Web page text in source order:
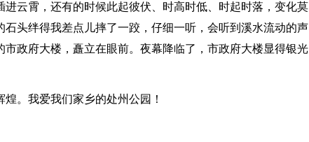
云霄，还有的时候此起彼伏、时高时低、时起时落，变化莫
头绊得我差点儿摔了一跤，仔细一听，会听到溪水流动的声
政府大楼，矗立在眼前。夜幕降临了，市政府大楼显得银光
。我爱我们家乡的处州公园！